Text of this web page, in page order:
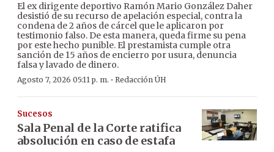
El ex dirigente deportivo Ramón Mario González Daher
desistió de su recurso de apelación especial, contra la
condena de 2 años de cárcel que le aplicaron por
testimonio falso. De esta manera, queda firme su pena
por este hecho punible. El prestamista cumple otra
sanción de 15 años de encierro por usura, denuncia
falsa y lavado de dinero.
Agosto 7, 2026 05:11 p. m. · Redacción ÚH
Sucesos
Sala Penal de la Corte ratifica
absolución en caso de estafa